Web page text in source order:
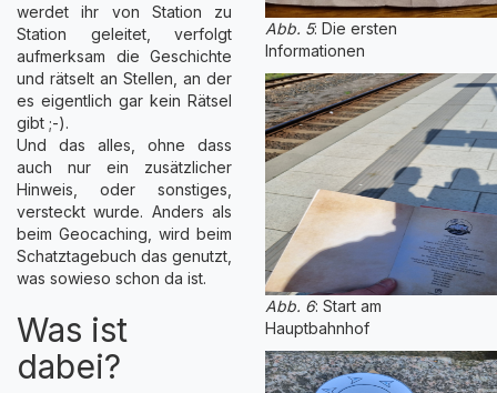
werdet ihr von Station zu
Station geleitet, verfolgt
aufmerksam die Geschichte
und rätselt an Stellen, an der
es eigentlich gar kein Rätsel
gibt ;-).
Und das alles, ohne dass
auch nur ein zusätzlicher
Hinweis, oder sonstiges,
versteckt wurde. Anders als
beim Geocaching, wird beim
Schatztagebuch das genutzt,
was sowieso schon da ist.
Was ist
dabei?
Abb. 5: Die ersten
Informationen
Abb. 6: Start am
Hauptbahnhof